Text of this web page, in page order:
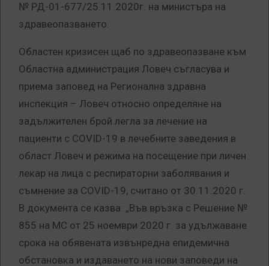
№ РД-01-677/25.11.2020г. на министъра на
здравеопазването.
Областен кризисен щаб по здравеопазване към
Областна администрация Ловеч съгласува и
приема заповед на Регионална здравна
инспекция – Ловеч относно определяне на
задължителен брой легла за лечение на
пациенти с COVID-19 в лечебните заведения в
област Ловеч и режима на посещение при личен
лекар на лица с респираторни заболявания и
съмнение за COVID-19, считано от 30.11.2020 г.
В документа се казва: „Във връзка с Решение №
855 на МС от 25 ноември 2020 г. за удължаване
срока на обявената извънредна епидемична
обстановка и издаването на нови заповеди на